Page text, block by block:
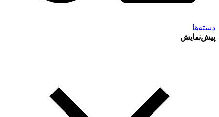
دسته‌ها
پیش‌نمایش